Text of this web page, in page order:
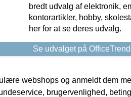
bredt udvalg af elektronik,
kontorartikler, hobby,
her for at se deres udvalg.
Se udvalget på
webshops og anmeldt dem
brugervenlighed,